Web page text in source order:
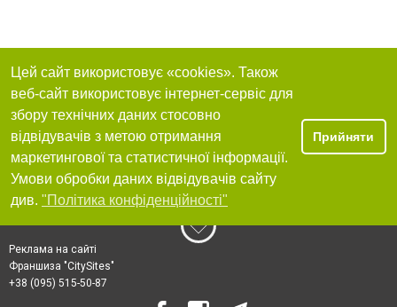
Цей сайт використовує «cookies». Також
веб-сайт використовує інтернет-сервіс для
збору технічних даних стосовно
відвідувачів з метою отримання
маркетингової та статистичної інформації.
Умови обробки даних відвідувачів сайту
див. "Політика конфіденційності"
Прийняти
Реклама на сайті
Франшиза "CitySites"
+38 (095) 515-50-87